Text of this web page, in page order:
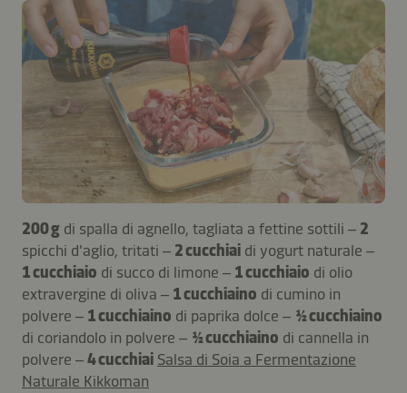
200 g di spalla di agnello, tagliata a fettine sottili – 2
spicchi d'aglio, tritati – 2 cucchiai di yogurt naturale –
1 cucchiaio di succo di limone – 1 cucchiaio di olio
extravergine di oliva – 1 cucchiaino di cumino in
polvere – 1 cucchiaino di paprika dolce – ½ cucchiaino
di coriandolo in polvere – ½ cucchiaino di cannella in
polvere –4 cucchiai Salsa di Soia a Fermentazione
Naturale Kikkoman